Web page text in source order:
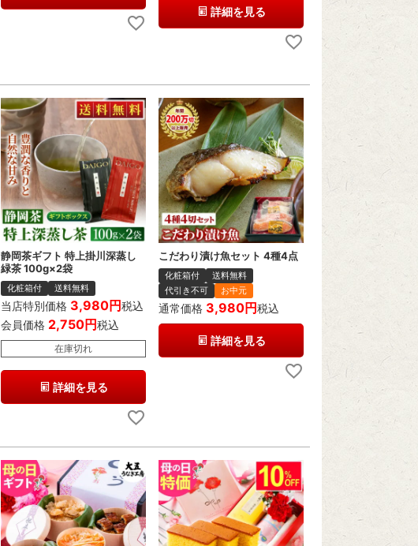
詳細を見る
静岡茶ギフト 特上掛川深蒸し
緑茶 100g×2袋
化粧箱付 送料無料
当店特別価格 3,980
税込
会員価格 2,750 税込
在庫切れ
詳細を見る
こだわり漬け魚セット 4種4点
化粧箱付
送料無料
代引き不可
お中元
通常価格 3,980 税込
詳細を見る